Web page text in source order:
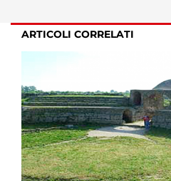
ARTICOLI CORRELATI